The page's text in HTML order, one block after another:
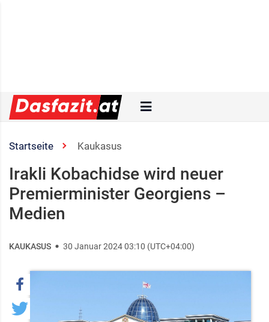
Startseite Kaukasus
Irakli Kobachidse wird neuer
Premierminister Georgiens –
Medien
KAUKASUS 30 Januar 2024 03:10 (UTC+04:00)